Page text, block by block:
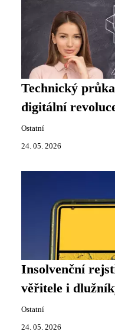
Technický
digitální
Ostatní
24. 05. 2026
Insolvenční
věřitele i
Ostatní
24. 05. 2026